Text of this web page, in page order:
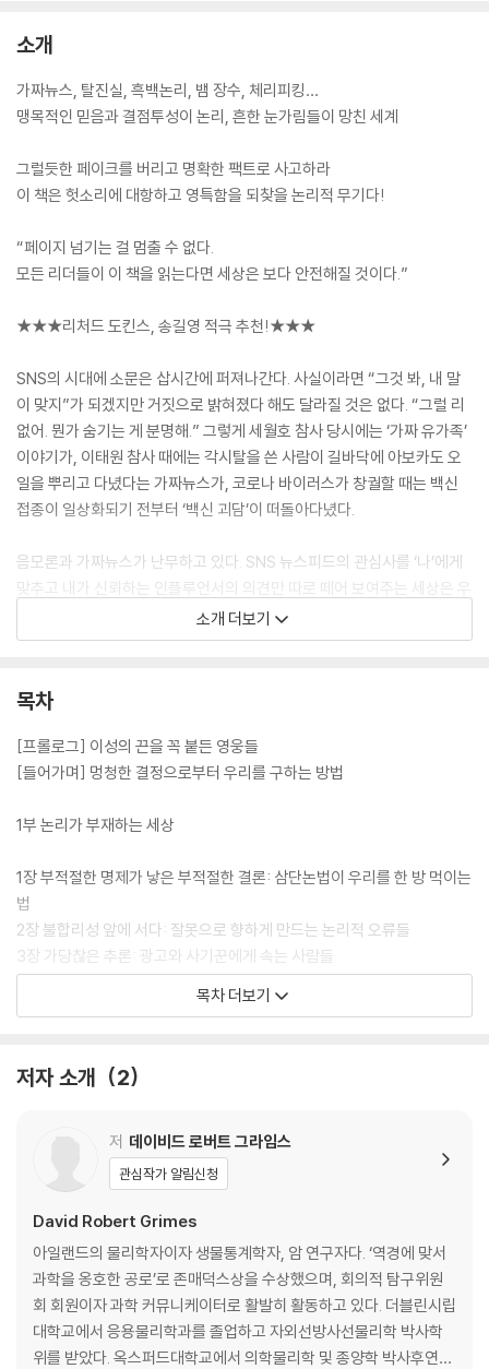
소개
가짜뉴스, 탈진실, 흑백논리, 뱀 장수, 체리피킹…
맹목적인 믿음과 결점투성이 논리, 흔한 눈가림들이 망친 세계
그럴듯한 페이크를 버리고 명확한 팩트로 사고하라
이 책은 헛소리에 대항하고 영특함을 되찾을 논리적 무기다!
“페이지 넘기는 걸 멈출 수 없다.
모든 리더들이 이 책을 읽는다면 세상은 보다 안전해질 것이다.”
★★★리처드 도킨스, 송길영 적극 추천!★★★
SNS의 시대에 소문은 삽시간에 퍼져나간다. 사실이라면 “그것 봐, 내 말
이 맞지”가 되겠지만 거짓으로 밝혀졌다 해도 달라질 것은 없다. “그럴 리
없어. 뭔가 숨기는 게 분명해.” 그렇게 세월호 참사 당시에는 ‘가짜 유가족’
이야기가, 이태원 참사 때에는 각시탈을 쓴 사람이 길바닥에 아보카도 오
일을 뿌리고 다녔다는 가짜뉴스가, 코로나 바이러스가 창궐할 때는 백신
접종이 일상화되기 전부터 ‘백신 괴담’이 떠돌아다녔다.
음모론과 가짜뉴스가 난무하고 있다. SNS 뉴스피드의 관심사를 ‘나’에게
맞추고 내가 신뢰하는 인플루언서의 의견만 따로 떼어 보여주는 세상은 우
리의 한쪽 눈을 가린다. ‘페이크’와 ‘팩트’가 난잡하게 뒤섞인 사회에서 믿
음이나 느낌이 아닌 팩트를 바탕으로 생각하려면 어떻게 해야 하는가. 이
기르는 방안을 제시한다. 역사 속 실패들을 보여주고 통찰력을 길러 실수
미래를 구할 해답이 이 안에 있다.
소개 더보기
목차
[프롤로그] 이성의 끈을 꼭 붙든 영웅들
[들어가며] 멍청한 결정으로부터 우리를 구하는 방법
1부 논리가 부재하는 세상
1장 부적절한 명제가 낳은 부적절한 결론: 삼단논법이 우리를 한 방 먹이는
법
2장 불합리성 앞에 서다: 잘못으로 향하게 만드는 논리적 오류들
3장 가당찮은 추론: 광고와 사기꾼에게 속는 사람들
의 패전
6장 야수의 본질: 피부색을 둘러싼 차별과 혐오
7장 미끼와 바꿔치기 전략: 다윈의 진화론과 대마초 합법화
3부 마음의 조작
8장 슈뢰딩거의 빈 라덴: 꺼지지 않는 사이비 신앙과 기후위기 부정론
9장 기억은 환상일 뿐: 목격자의 왜곡된 증언
10장 감각에 의지하지 말 것: 왜곡되는 인간의 지각 능력
11장 믿고 싶은 것을 믿는 마음: MBTI와 대체의학의 유사점
목차 더보기
저자 소개 2
저 데이비드 로버트 그라임스
관심작가 알림신청
David Robert Grimes
아일랜드의 물리학자이자 생물통계학자, 암 연구자다. ‘역경에 맞서
과학을 옹호한 공로’로 존매덕스상을 수상했으며, 회의적 탐구위원
회 회원이자 과학 커뮤니케이터로 활발히 활동하고 있다. 더블린시립
대학교에서 응용물리학과를 졸업하고 자외선방사선물리학 박사학
위를 받았다. 옥스퍼드대학교에서 의학물리학 및 종양학 박사후연구